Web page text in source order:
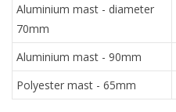
Aluminium mast - diameter
70mm
Aluminium mast - 90mm
Polyester mast - 65mm